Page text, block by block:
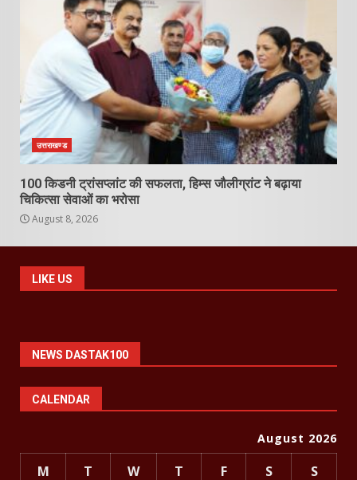
उत्तराखण्ड
100 किडनी ट्रांसप्लांट की सफलता, हिम्स जौलीग्रांट ने बढ़ाया
चिकित्सा सेवाओं का भरोसा
August 8, 2026
LIKE US
NEWS DASTAK100
CALENDAR
August 2026
M T W T F S S